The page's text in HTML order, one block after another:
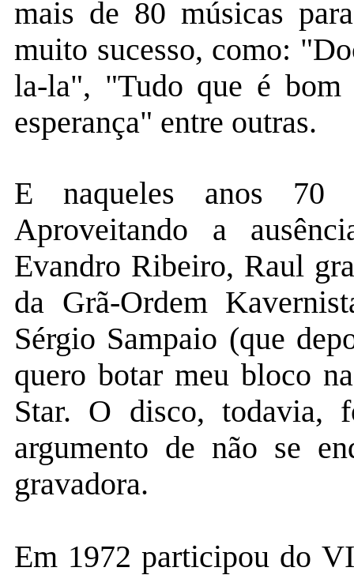
mais de 80 músicas
muito sucesso, como:
la-la", "Tudo que é
esperança" entre outras.
E naqueles anos 70
Aproveitando a
Evandro Ribeiro, Raul
da Grã-Ordem
Sérgio Sampaio (que
quero botar meu bloco
Star. O disco, todavia,
argumento de não se
gravadora.
Em 1972 participou do